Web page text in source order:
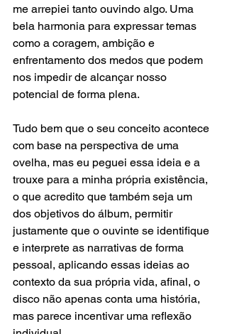
me arrepiei tanto ouvindo algo. Uma
bela harmonia para expressar temas
como a coragem, ambição e
enfrentamento dos medos que podem
nos impedir de alcançar nosso
potencial de forma plena.
Tudo bem que o seu conceito acontece
com base na perspectiva de uma
ovelha, mas eu peguei essa ideia e a
trouxe para a minha própria existência,
o que acredito que também seja um
dos objetivos do álbum, permitir
justamente que o ouvinte se identifique
e interprete as narrativas de forma
pessoal, aplicando essas ideias ao
contexto da sua própria vida, afinal, o
disco não apenas conta uma história,
mas parece incentivar uma reflexão